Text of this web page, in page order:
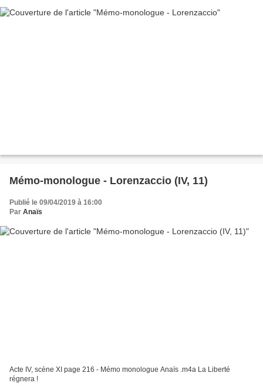
Mémo-monologue - Lorenzaccio (IV, 11)
Publié le 09/04/2019 à 16:00
Par Anaïs
Acte IV, scène XI page 216 - Mémo monologue Anaïs .m4a La Liberté
régnera !